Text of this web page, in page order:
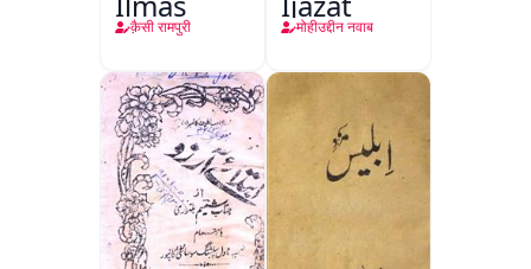
क़ैसी रामपुरी मोहीउद्दीन नवाब